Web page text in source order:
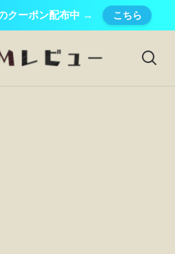
クーポン配布中 → こちら